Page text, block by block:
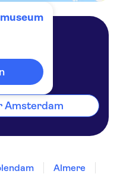
Amsterdam
Almere